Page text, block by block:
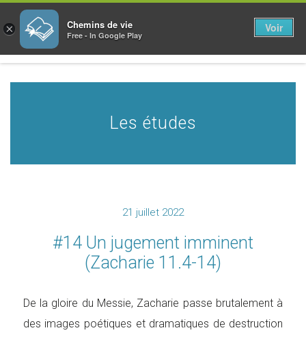
Les études
21 juillet 2022
#14 Un jugement imminent
(Zacharie 11.4-14)
De la gloire du Messie, Zacharie passe brutalement à
des images poétiques et dramatiques de destruction
× Chemins de vie
Free - In Google Play
Voir